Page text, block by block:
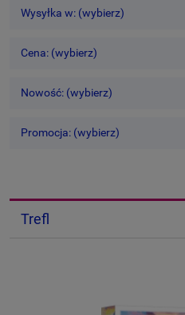
Wysyłka w: (wybierz)
Cena: (wybierz)
Nowość: (wybierz)
Promocja: (wybierz)
Trefl